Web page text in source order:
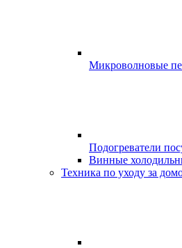
Микроволновые
Подогреватели
Винные
Техника по уходу за